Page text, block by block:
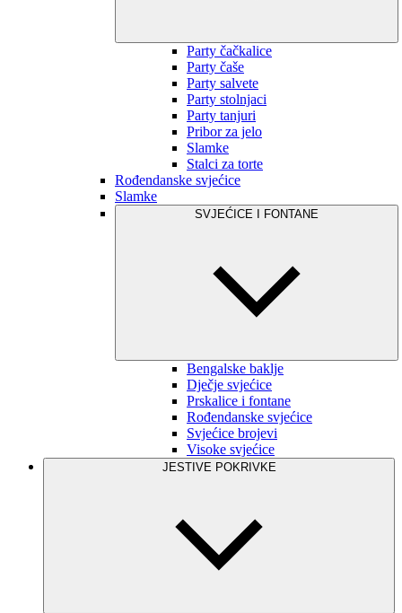
Party čačkalice
Party čaše
Party salvete
Party stolnjaci
Party tanjuri
Pribor za jelo
Slamke
Stalci za torte
Rođendanske svjećice
Slamke
SVJEĆICE I FONTANE
Bengalske baklje
Dječje svjećice
Prskalice i fontane
Rođendanske svjećice
Svjećice brojevi
Visoke svjećice
JESTIVE POKRIVKE